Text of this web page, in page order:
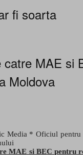
fi soarta
MAE si
Moldova
Media * Oficiul pentru
MAE si BEC pentru